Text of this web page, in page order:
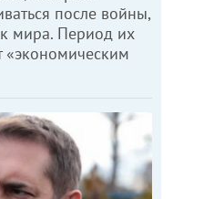
после войны,
мира. Период их
«экономическим